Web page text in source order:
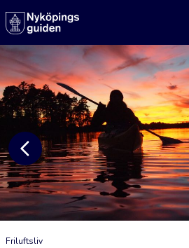
Friluftsliv